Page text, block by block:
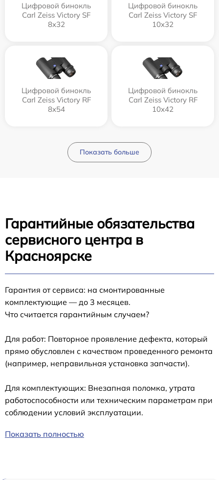
Цифровой бинокль
Carl Zeiss Victory SF
8x32
Цифровой бинокль
Carl Zeiss Victory SF
10x32
Цифровой бинокль
Carl Zeiss Victory RF
8x54
Цифровой бинокль
Carl Zeiss Victory RF
10x42
Показать больше
Гарантийные обязательства
сервисного центра в
Красноярске
Гарантия от сервиса: на смонтированные
комплектующие — до 3 месяцев.
Что считается гарантийным случаем?
Для работ: Повторное проявление дефекта, который
прямо обусловлен с качеством проведенного ремонта
(например, неправильная установка запчасти).
Для комплектующих: Внезапная поломка, утрата
работоспособности или техническим параметрам при
соблюдении условий эксплуатации.
Показать полностью